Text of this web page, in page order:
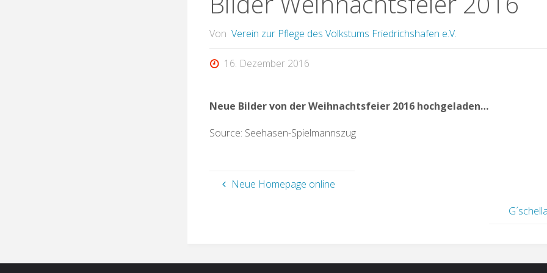
Von Verein zur Pflege des Volkstums Friedrichshafen e.V.
16. Dezember 2016
Neue Bilder von der Weihnachtsfeier 2016 hochgeladen…
Source: Seehasen-Spielmannszug
Neue Homepage online